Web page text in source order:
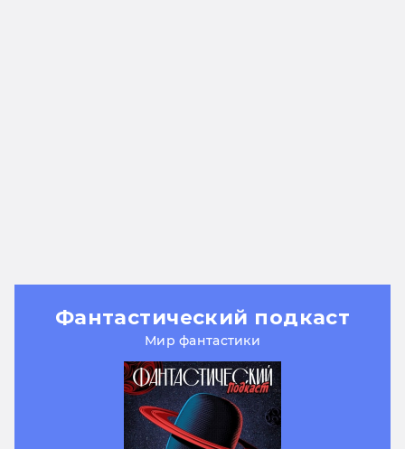
Фантастический подкаст
Мир фантастики